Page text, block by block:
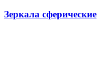
Зеркала сферические